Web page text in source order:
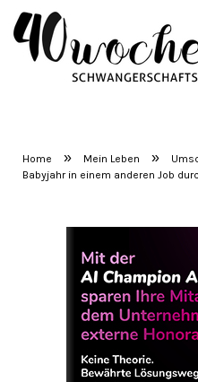
Home » Mein Leben »
Babyjahr in einem anderen Job